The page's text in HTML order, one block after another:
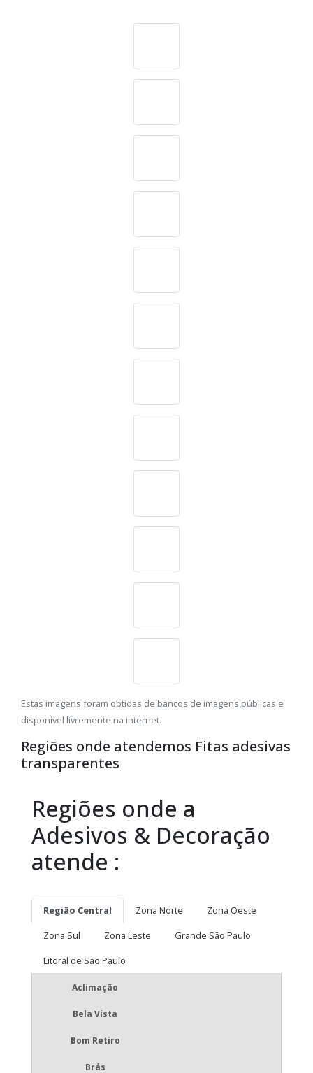
Estas imagens foram obtidas de bancos de imagens públicas e
disponível livremente na internet.
Regiões onde atendemos Fitas adesivas
transparentes
Regiões onde a
Adesivos & Decoração
atende :
Região Central Zona Norte
Zona Oeste
Zona Sul
Zona Leste
Grande São Paulo
Litoral de São Paulo
Aclimação
Bela Vista
Bom Retiro
Brás